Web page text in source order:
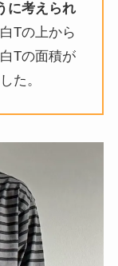
に考えられ
Tの上から
Tの面積が
た。